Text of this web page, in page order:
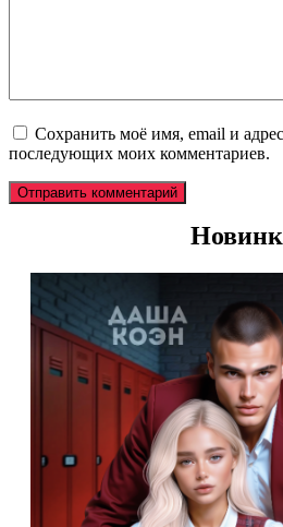
Сохранить моё имя, email и
последующих моих комментариев.